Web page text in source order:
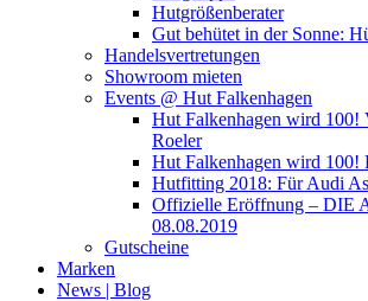
Hutgrößenberater
Gut behütet in der Sonne:
Handelsvertretungen
Showroom mieten
Events @ Hut Falkenhagen
Hut Falkenhagen wird 100!
Roeler
Hut Falkenhagen wird 100!
Hutfitting 2018: Für Audi
Offizielle Eröffnung – DIE
08.08.2019
Gutscheine
Marken
News | Blog